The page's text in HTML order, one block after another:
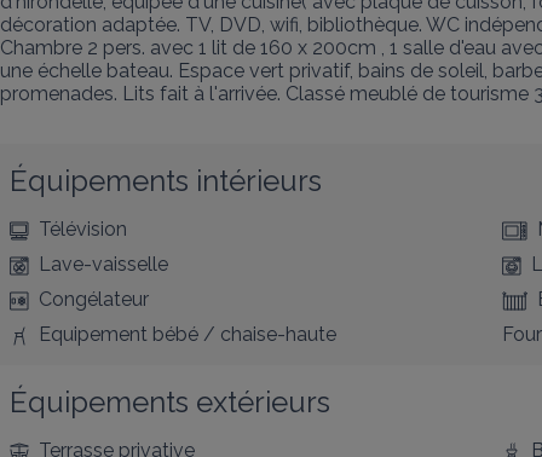
décoration adaptée. TV, DVD, wifi, bibliothèque. WC
Chambre 2 pers. avec 1 lit de 160 x 200cm , 1 salle d'eau
une échelle bateau. Espace vert privatif, bains de soleil,
promenades. Lits fait à l'arrivée. Classé meublé de tourisme
Équipements intérieurs
Télévision
Lave-vaisselle
Congélateur
Equipement bébé / chaise-haute
Four
Équipements extérieurs
Terrasse privative